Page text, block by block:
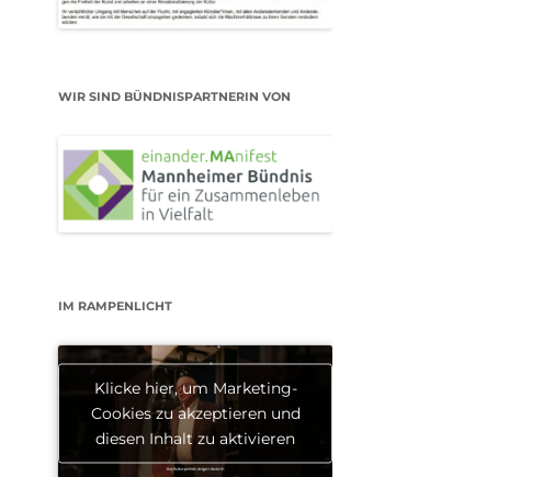
WIR SIND BÜNDNISPARTNERIN VON
IM RAMPENLICHT
Klicke hier, um Marketing-
Cookies zu akzeptieren und
diesen Inhalt zu aktivieren